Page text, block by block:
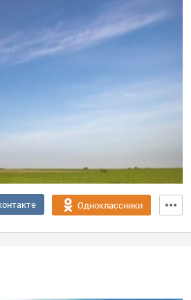
Одноклассники